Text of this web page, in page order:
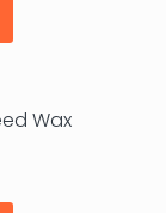
Wax